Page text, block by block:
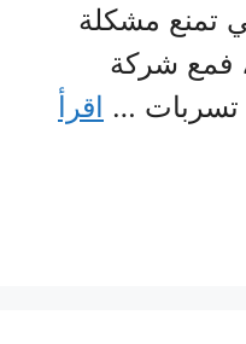
تمنع مشكلة
فمع شركة
تسربات … اقرأ